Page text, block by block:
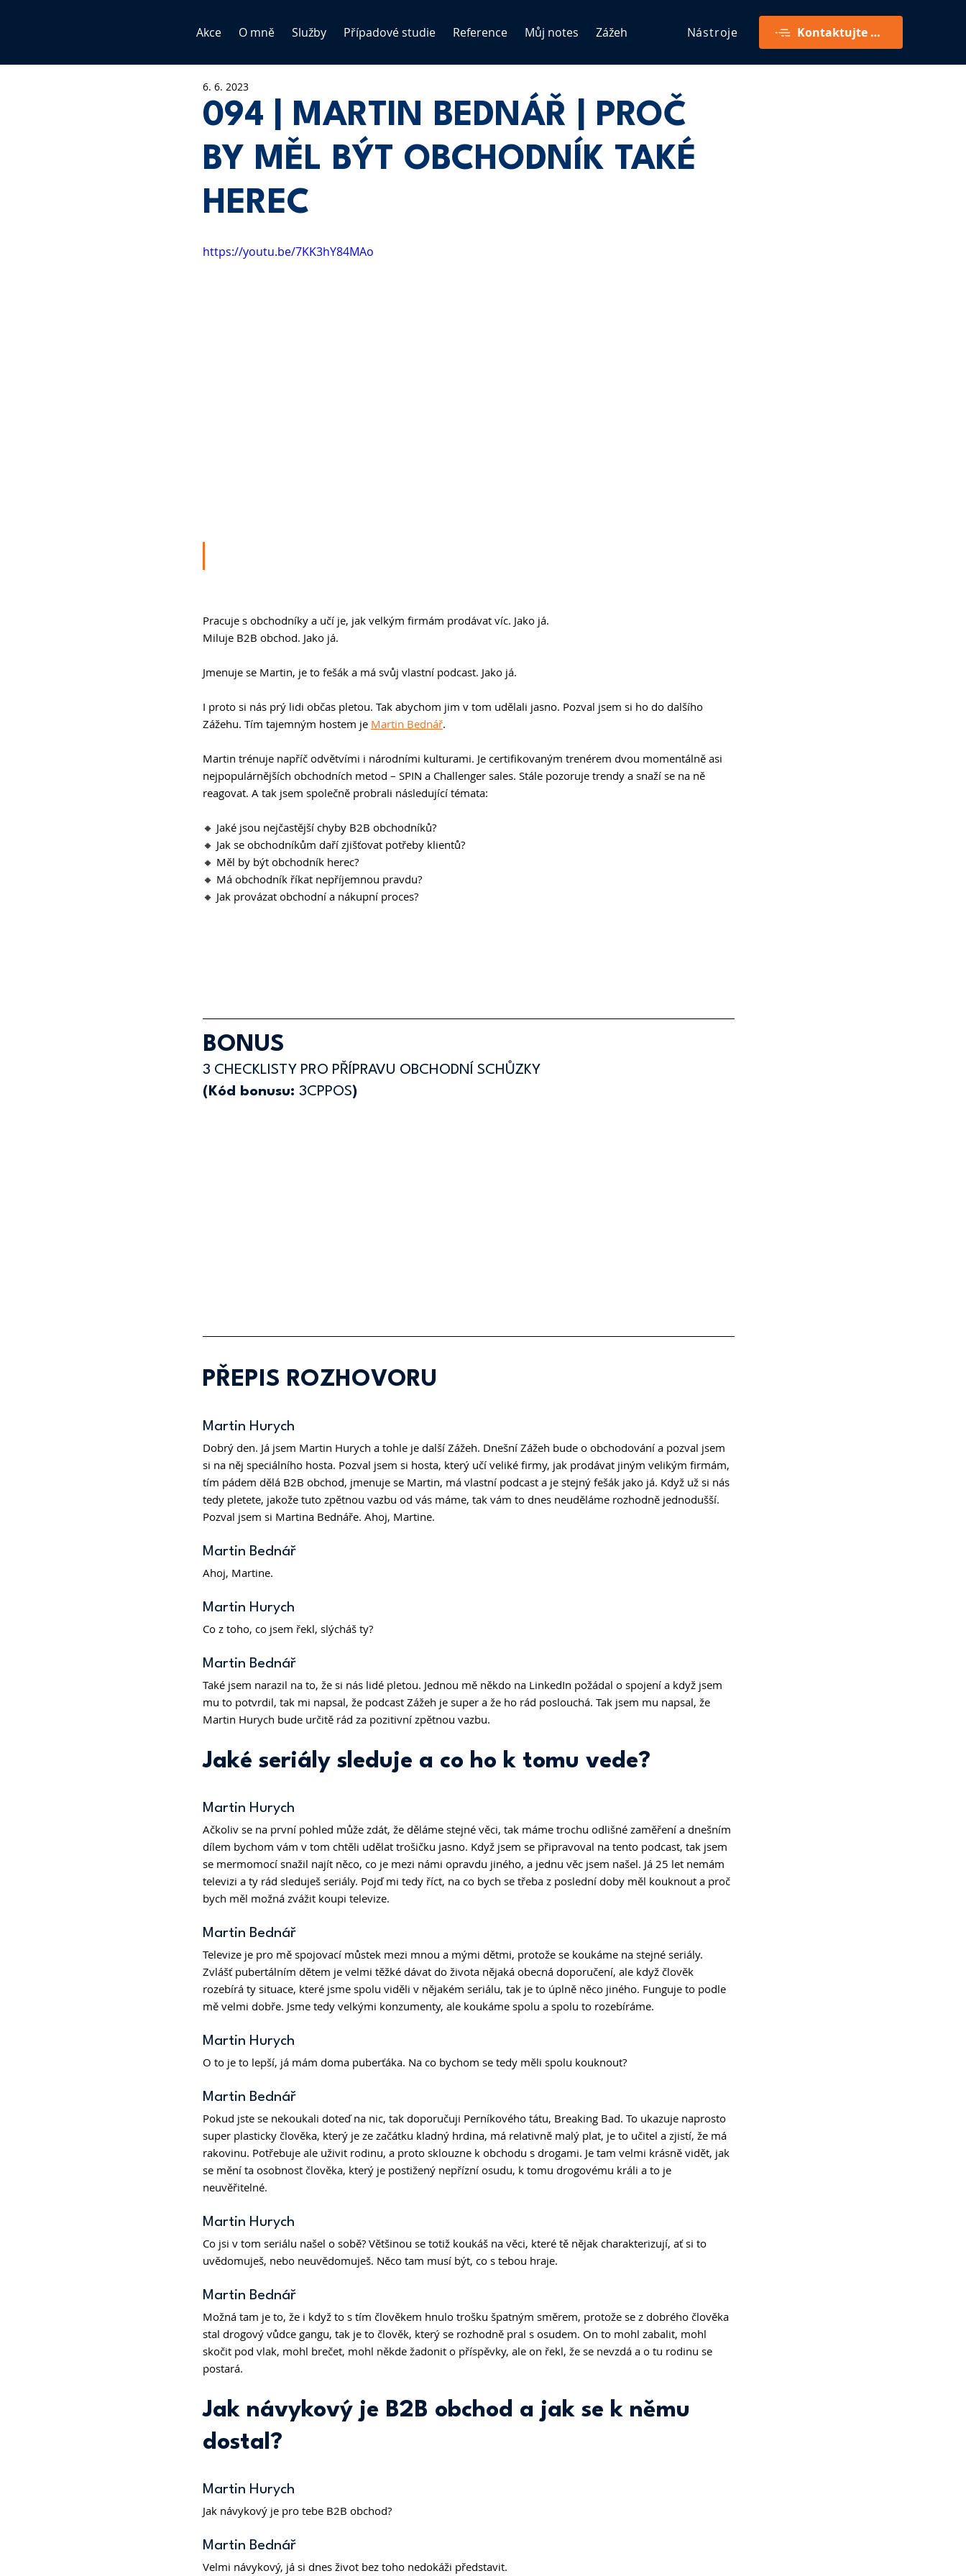
Nástroje Kontaktujte mě
Akce O mně Služby Případové studie Reference Můj notes Zážeh
094 | MARTIN BEDNÁŘ | PROČ
BY MĚL BÝT OBCHODNÍK TAKÉ
HEREC
6. 6. 2023
https://youtu.be/7KK3hY84MAo
Pracuje s obchodníky a učí je, jak velkým firmám prodávat víc. Jako já.
Miluje B2B obchod. Jako já.
Jmenuje se Martin, je to fešák a má svůj vlastní podcast. Jako já.
I proto si nás prý lidi občas pletou. Tak abychom jim v tom udělali jasno. Pozval jsem si ho do dalšího
Zážehu. Tím tajemným hostem je Martin Bednář.
Martin trénuje napříč odvětvími i národními kulturami. Je certifikovaným trenérem dvou momentálně asi
nejpopulárnějších obchodních metod – SPIN a Challenger sales. Stále pozoruje trendy a snaží se na ně
reagovat. A tak jsem společně probrali následující témata:
🔸 Jaké jsou nejčastější chyby B2B obchodníků?
🔸 Jak se obchodníkům daří zjišťovat potřeby klientů?
🔸 Měl by být obchodník herec?
🔸 Má obchodník říkat nepříjemnou pravdu?
🔸 Jak provázat obchodní a nákupní proces?
BONUS
3 CHECKLISTY PRO PŘÍPRAVU OBCHODNÍ SCHŮZKY
(Kód bonusu: 3CPPOS)
PŘEPIS ROZHOVORU
Martin Hurych
Dobrý den. Já jsem Martin Hurych a tohle je další Zážeh. Dnešní Zážeh bude o obchodování a pozval jsem
si na něj speciálního hosta. Pozval jsem si hosta, který učí veliké firmy, jak prodávat jiným velikým firmám,
tím pádem dělá B2B obchod, jmenuje se Martin, má vlastní podcast a je stejný fešák jako já. Když už si nás
tedy pletete, jakože tuto zpětnou vazbu od vás máme, tak vám to dnes neuděláme rozhodně jednodušší.
Pozval jsem si Martina Bednáře. Ahoj, Martine.
Martin Bednář
Ahoj, Martine.
Martin Hurych
Co z toho, co jsem řekl, slýcháš ty?
Martin Bednář
Také jsem narazil na to, že si nás lidé pletou. Jednou mě někdo na LinkedIn požádal o spojení a když jsem
mu to potvrdil, tak mi napsal, že podcast Zážeh je super a že ho rád poslouchá. Tak jsem mu napsal, že
Martin Hurych bude určitě rád za pozitivní zpětnou vazbu.
Jaké seriály sleduje a co ho k tomu vede?
Martin Hurych
Ačkoliv se na první pohled může zdát, že děláme stejné věci, tak máme trochu odlišné zaměření a dnešním
dílem bychom vám v tom chtěli udělat trošičku jasno. Když jsem se připravoval na tento podcast, tak jsem
se mermomocí snažil najít něco, co je mezi námi opravdu jiného, a jednu věc jsem našel. Já 25 let nemám
televizi a ty rád sleduješ seriály. Pojď mi tedy říct, na co bych se třeba z poslední doby měl kouknout a proč
bych měl možná zvážit koupi televize.
Martin Bednář
Televize je pro mě spojovací můstek mezi mnou a mými dětmi, protože se koukáme na stejné seriály.
Zvlášť pubertálním dětem je velmi těžké dávat do života nějaká obecná doporučení, ale když člověk
rozebírá ty situace, které jsme spolu viděli v nějakém seriálu, tak je to úplně něco jiného. Funguje to podle
mě velmi dobře. Jsme tedy velkými konzumenty, ale koukáme spolu a spolu to rozebíráme.
Martin Hurych
O to je to lepší, já mám doma puberťáka. Na co bychom se tedy měli spolu kouknout?
Martin Bednář
Pokud jste se nekoukali doteď na nic, tak doporučuji Perníkového tátu, Breaking Bad. To ukazuje naprosto
super plasticky člověka, který je ze začátku kladný hrdina, má relativně malý plat, je to učitel a zjistí, že má
rakovinu. Potřebuje ale uživit rodinu, a proto sklouzne k obchodu s drogami. Je tam velmi krásně vidět, jak
se mění ta osobnost člověka, který je postižený nepřízní osudu, k tomu drogovému králi a to je
neuvěřitelné.
Martin Hurych
Co jsi v tom seriálu našel o sobě? Většinou se totiž koukáš na věci, které tě nějak charakterizují, ať si to
uvědomuješ, nebo neuvědomuješ. Něco tam musí být, co s tebou hraje.
Martin Bednář
Možná tam je to, že i když to s tím člověkem hnulo trošku špatným směrem, protože se z dobrého člověka
stal drogový vůdce gangu, tak je to člověk, který se rozhodně pral s osudem. On to mohl zabalit, mohl
skočit pod vlak, mohl brečet, mohl někde žadonit o příspěvky, ale on řekl, že se nevzdá a o tu rodinu se
postará.
Jak návykový je B2B obchod a jak se k němu
dostal?
Martin Hurych
Jak návykový je pro tebe B2B obchod?
Martin Bednář
Velmi návykový, já si dnes život bez toho nedokáži představit.